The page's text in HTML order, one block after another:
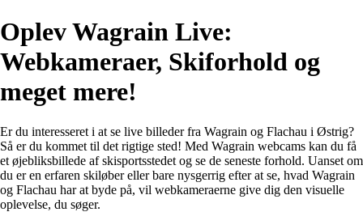
Oplev Wagrain Live:
Webkameraer, Skiforhold og
meget mere!
Er du interesseret i at se live billeder fra Wagrain og Flachau i Østrig?
Så er du kommet til det rigtige sted! Med Wagrain webcams kan du få
et øjebliksbillede af skisportsstedet og se de seneste forhold. Uanset om
du er en erfaren skiløber eller bare nysgerrig efter at se, hvad Wagrain
og Flachau har at byde på, vil webkameraerne give dig den visuelle
oplevelse, du søger.